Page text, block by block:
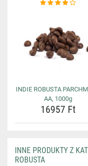
INDIE ROBUSTA
AA, 1000g
16957 Ft
INNE PRODUKTY Z
ROBUSTA